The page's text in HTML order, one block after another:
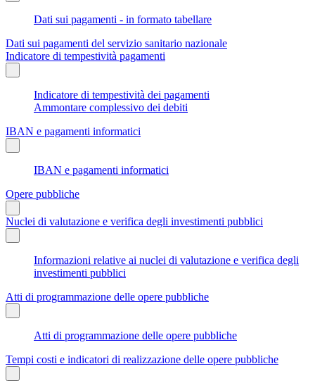
Dati sui pagamenti - in formato tabellare
Dati sui pagamenti del servizio sanitario nazionale
Indicatore di tempestività pagamenti
Indicatore di tempestività dei pagamenti
Ammontare complessivo dei debiti
IBAN e pagamenti informatici
IBAN e pagamenti informatici
Opere pubbliche
Nuclei di valutazione e verifica degli investimenti pubblici
Informazioni relative ai nuclei di valutazione e verifica degli
investimenti pubblici
Atti di programmazione delle opere pubbliche
Atti di programmazione delle opere pubbliche
Tempi costi e indicatori di realizzazione delle opere pubbliche